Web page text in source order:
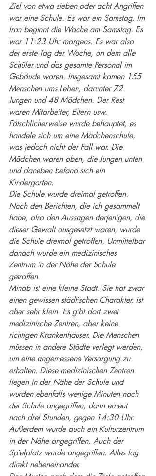
Ziel von etwa sieben oder acht Angriffen
war eine Schule. Es war ein Samstag. Im
Iran beginnt die Woche am Samstag. Es
war 11:23 Uhr morgens. Es war also
der erste Tag der Woche, an dem alle
Schüler und das gesamte Personal im
Gebäude waren. Insgesamt kamen 155
Menschen ums Leben, darunter 72
Jungen und 48 Mädchen. Der Rest
waren Mitarbeiter, Eltern usw.
Fälschlicherweise wurde behauptet, es
handele sich um eine Mädchenschule,
was jedoch nicht der Fall war. Die
Mädchen waren oben, die Jungen unten
und daneben befand sich ein
Kindergarten.
Die Schule wurde dreimal getroffen.
Nach den Berichten, die ich gesammelt
habe, also den Aussagen derjenigen, die
dieser Gewalt ausgesetzt waren, wurde
die Schule dreimal getroffen. Unmittelbar
danach wurde ein medizinisches
Zentrum in der Nähe der Schule
getroffen.
Minab ist eine kleine Stadt. Sie hat zwar
einen gewissen städtischen Charakter, ist
aber sehr klein. Es gibt dort zwei
medizinische Zentren, aber keine
richtigen Krankenhäuser. Die Menschen
müssen in andere Städte verlegt werden,
um eine angemessene Versorgung zu
erhalten. Diese medizinischen Zentren
liegen in der Nähe der Schule und
wurden ebenfalls wenige Minuten nach
der Schule angegriffen, dann erneut
nach drei Stunden, gegen 14:30 Uhr.
Außerdem wurde auch ein Kulturzentrum
in der Nähe angegriffen. Auch der
Spielplatz wurde angegriffen. Alles lag
direkt nebeneinander.